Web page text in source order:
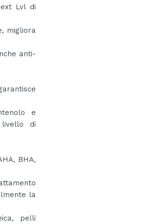
Lvl di
migliora
anti-
e
di
BHA,
la
pelli